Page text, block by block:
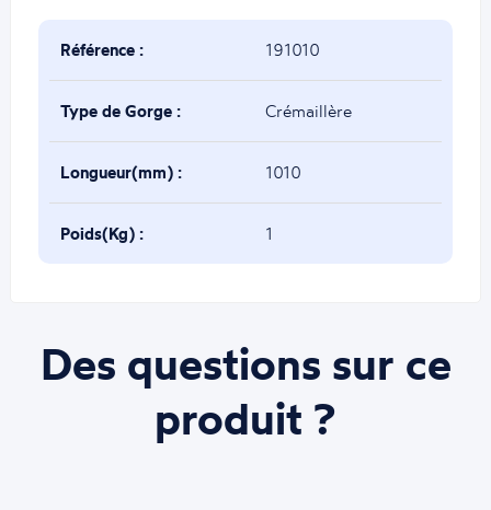
Référence : 191010
Type de Gorge : Crémaillère
Longueur(mm) : 1010
Poids(Kg) : 1
Des questions sur ce
produit ?